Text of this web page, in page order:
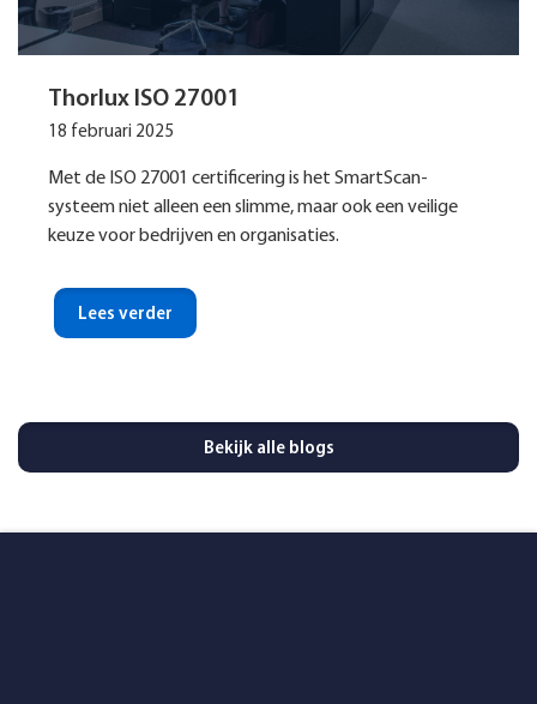
Thorlux ISO 27001
18 februari 2025
Met de ISO 27001 certificering is het SmartScan-
systeem niet alleen een slimme, maar ook een veilige
keuze voor bedrijven en organisaties.
Lees verder
Bekijk alle blogs